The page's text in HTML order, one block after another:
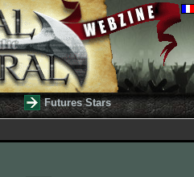
Futures Stars